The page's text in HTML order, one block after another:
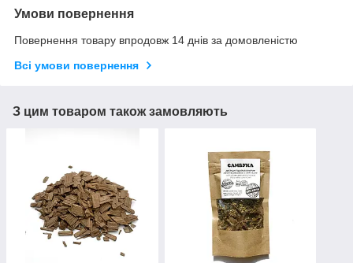
Умови повернення
Повернення товару впродовж 14 днів за домовленістю
Всі умови повернення
З цим товаром також замовляють